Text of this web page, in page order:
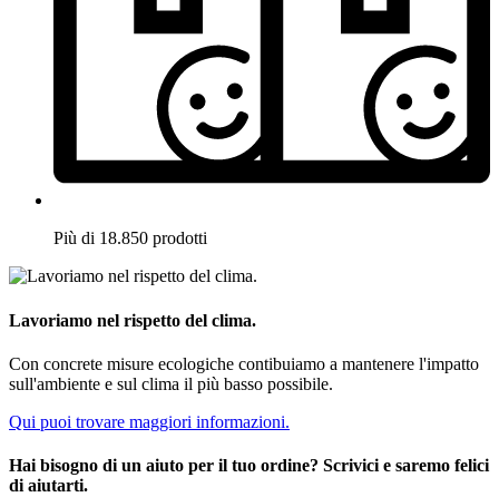
Più di 18.850 prodotti
Lavoriamo nel rispetto del clima.
Con concrete misure ecologiche contibuiamo a mantenere l'impatto
sull'ambiente e sul clima il più basso possibile.
Qui puoi trovare maggiori informazioni.
Hai bisogno di un aiuto per il tuo ordine? Scrivici e saremo felici
di aiutarti.